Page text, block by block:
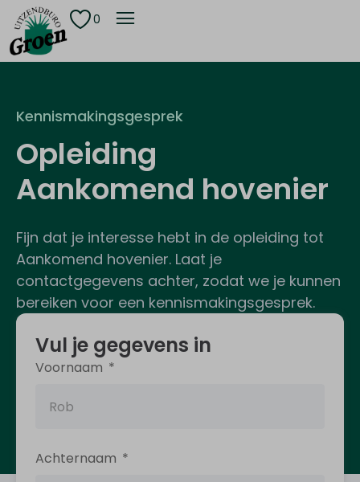
0
Kennismakingsgesprek
Opleiding
Aankomend hovenier
Fijn dat je interesse hebt in de opleiding tot
Aankomend hovenier. Laat je
contactgegevens achter, zodat we je kunnen
bereiken voor een kennismakingsgesprek.
Vul je gegevens in
Voornaam
Achternaam